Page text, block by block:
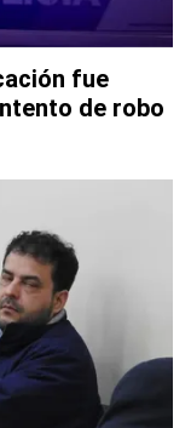
fue
de robo